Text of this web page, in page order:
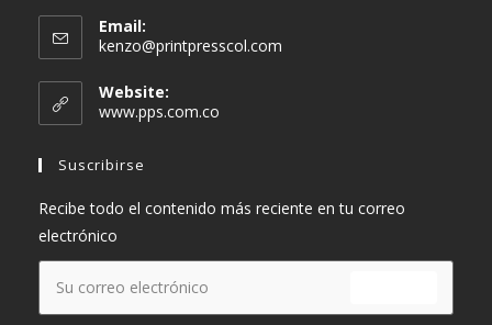
Email:
kenzo@printpresscol.com
Website:
www.pps.com.co
Suscribirse
Recibe todo el contenido más reciente en tu correo
electrónico